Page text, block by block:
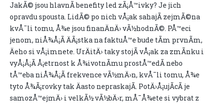
JakÃ© jsou hlavnÃ­ benefity led zÃ¡Å™ivky? Je jich
opravdu spousta. LidÃ© po nich vÅ¡ak sahajÃ­ zejmÃ©na
kvÅ¯li tomu, Å¾e jsou finanÄnÄ› vÃ½hodnÃ©. PÅ™eci
jenom, niÅ¾Å¡Ã­ ÄÃ¡stka na faktuÅ™e bude tÃ­m prvnÃ­m,
Äeho si vÅ¡imnete. UrÄitÄ› taky stojÃ­ vÅ¡ak za zmÃ­nku i
vyÅ¡Å¡Ã­ Å¡etrnost k Å¾ivotnÃ­mu prostÅ™edÃ­ nebo
tÅ™eba niÅ¾Å¡Ã­ frekvence vÃ½mÄ›n, kvÅ¯li tomu, Å¾e
tyto Å¾Ã¡rovky tak Äasto nepraskajÃ­. PotÄ›Å¡ujÃ­cÃ­ je
samozÅ™ejmÄ› i velkÃ½ vÃ½bÄ›r, mÅ¯Å¾ete si vybrat z